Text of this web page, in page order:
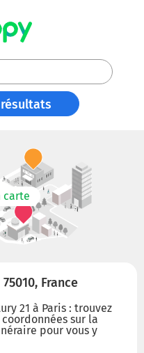
carte
France
21 à Paris : trouvez
sur la
pour vous y